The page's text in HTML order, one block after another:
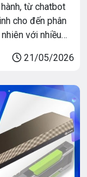
từ chatbot
cho đến phân
với nhiều
21/05/2026